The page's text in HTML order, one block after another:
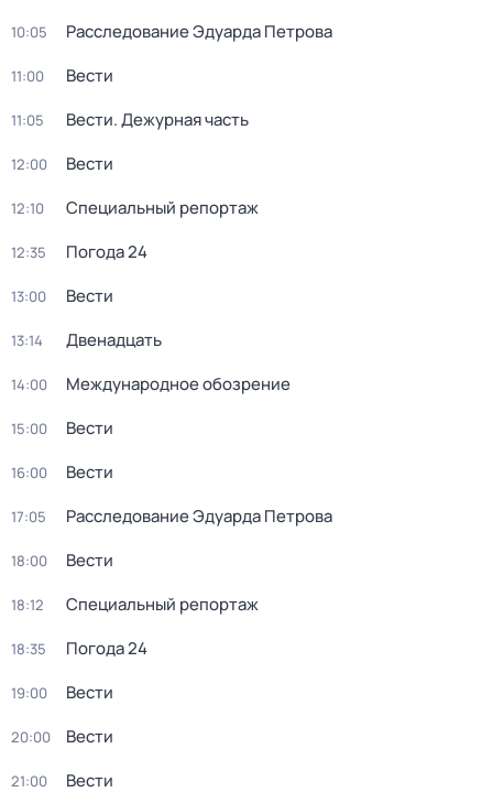
10:05 Расследование Эдуарда Петрова
11:00 Вести
11:05 Вести. Дежурная часть
12:00 Вести
12:10 Специальный репортаж
12:35 Погода 24
13:00 Вести
13:14 Двенадцать
14:00 Международное обозрение
15:00 Вести
16:00 Вести
17:05 Расследование Эдуарда Петрова
18:00 Вести
18:12 Специальный репортаж
18:35 Погода 24
19:00 Вести
20:00 Вести
21:00 Вести